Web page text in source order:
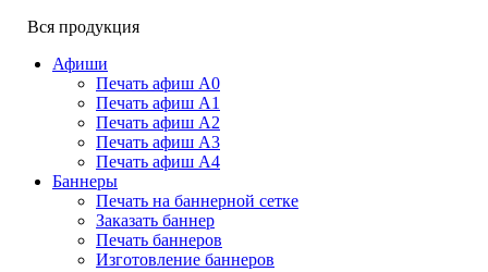
Вся продукция
Афиши
Печать афиш А0
Печать афиш А1
Печать афиш А2
Печать афиш А3
Печать афиш А4
Баннеры
Печать на баннерной сетке
Заказать баннер
Печать баннеров
Изготовление баннеров